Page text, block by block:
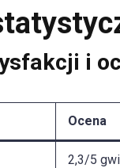
i
Ocena
2,3/5